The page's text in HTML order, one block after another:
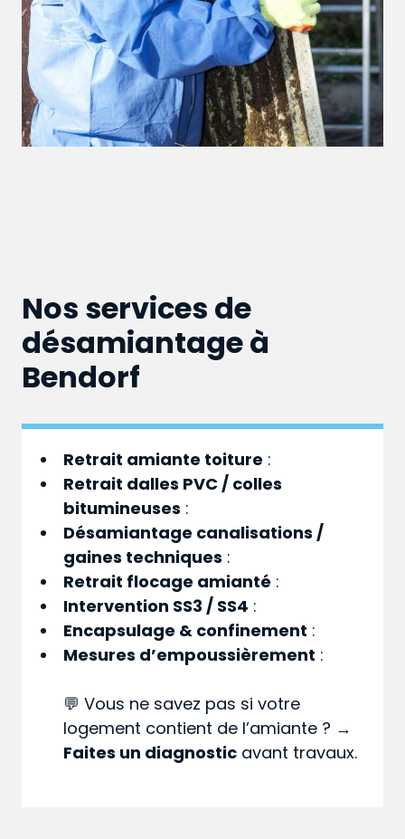
Nos services de
désamiantage à
Bendorf
Retrait amiante toiture :
Retrait dalles PVC / colles
bitumineuses :
Désamiantage canalisations /
gaines techniques :
Retrait flocage amianté :
Intervention SS3 / SS4 :
Encapsulage & confinement :
Mesures d’empoussièrement :
💬 Vous ne savez pas si votre
logement contient de l’amiante ? →
Faites un diagnostic avant travaux.